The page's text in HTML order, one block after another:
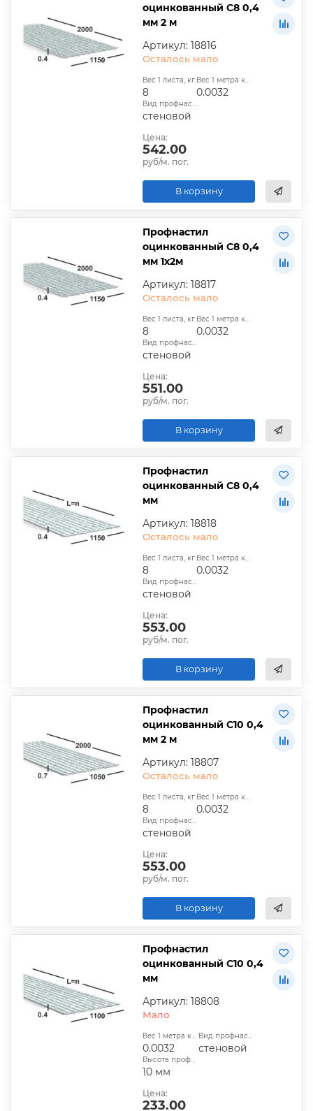
оцинкованный С8 0,4
мм 2 м
Артикул: 18816
Осталось мало
Вес 1 листа, кг:
8
Вес 1 метра квадратного, т:
0.0032
Вид профнастила:
стеновой
Цена:
542.00
руб/м. пог.
В корзину
Профнастил
оцинкованный С8 0,4
мм 1х2м
Артикул: 18817
Осталось мало
Вес 1 листа, кг:
8
Вес 1 метра квадратного, т:
0.0032
Вид профнастила:
стеновой
Цена:
551.00
руб/м. пог.
В корзину
Профнастил
оцинкованный С8 0,4
мм
Артикул: 18818
Осталось мало
Вес 1 листа, кг:
8
Вес 1 метра квадратного, т:
0.0032
Вид профнастила:
стеновой
Цена:
553.00
руб/м. пог.
В корзину
Профнастил
оцинкованный С10 0,4
мм 2 м
Артикул: 18807
Осталось мало
Вес 1 листа, кг:
8
Вес 1 метра квадратного, т:
0.0032
Вид профнастила:
стеновой
Цена:
553.00
руб/м. пог.
В корзину
Профнастил
оцинкованный С10 0,4
мм
Артикул: 18808
Мало
Вес 1 метра квадратного, т:
0.0032
Вид профнастила:
стеновой
Высота профиля:
10 мм
Цена:
233.00